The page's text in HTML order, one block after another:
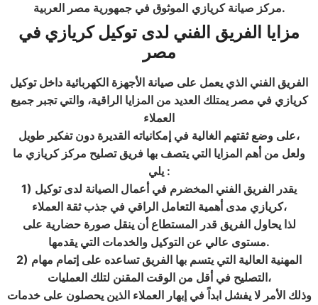
مركز صيانة كريازي الموثوق في جمهورية مصر العربية .
مزايا الفريق الفني لدى توكيل كريازي في
مصر
الفريق الفني الذي يعمل على صيانة الأجهزة الكهربائية داخل توكيل
كريازي في مصر يمتلك العديد من المزايا الراقية، والتي تجبر جميع
العملاء
على وضع ثقتهم الغالية في إمكانياته القديرة دون تفكير طويل،
ولعل من أهم المزايا التي يتصف بها فريق تصليح مركز كريازي ما
يلي :
1) يقدر الفريق الفني المخضرم في أعمال الصيانة لدى توكيل
كريازي مدى أهمية التعامل الراقي في جذب ثقة العملاء،
لذا يحاول الفريق قدر المستطاع أن ينقل صورة حضارية على
مستوى عالي عن التوكيل والخدمات التي يقدمها.
2) المهنية العالية التي يتسم بها الفريق تساعده على إتمام مهام
التصليح في أقل من الوقت المقنن لتلك العمليات،
وذلك الأمر لا يفشل ابداً في إبهار العملاء الذين يحصلون على خدمات